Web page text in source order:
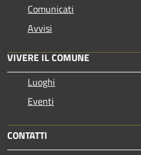
Comunicati
Avvisi
VIVERE IL COMUNE
Luoghi
Eventi
CONTATTI